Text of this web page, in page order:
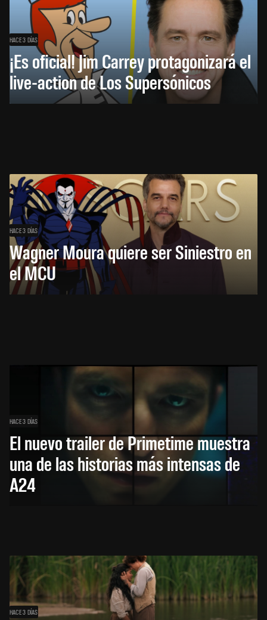
HACE 3 DÍAS
¡Es oficial! Jim Carrey protagonizará el
live-action de Los Supersónicos
HACE 3 DÍAS
Wagner Moura quiere ser Siniestro en
el MCU
HACE 3 DÍAS
El nuevo trailer de Primetime muestra
una de las historias más intensas de
A24
HACE 3 DÍAS